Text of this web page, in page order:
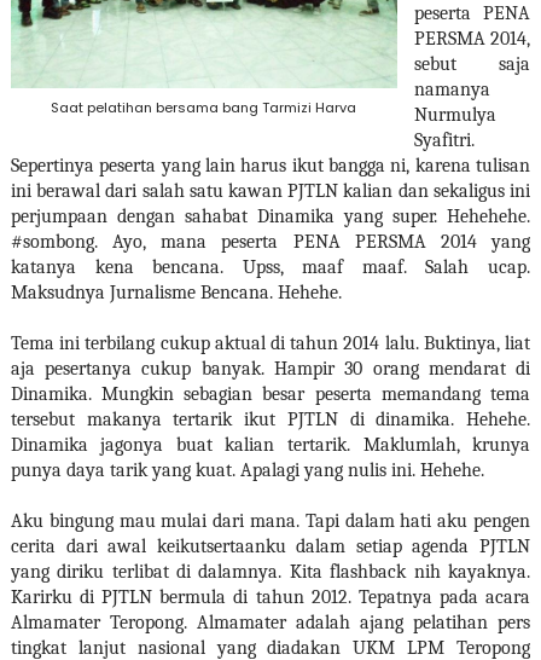
Saat pelatihan bersama bang Tarmizi Harva
peserta PENA
PERSMA 2014,
sebut saja
namanya
Nurmulya
Syafitri.
Sepertinya peserta yang lain harus ikut bangga ni, karena tulisan
ini berawal dari salah satu kawan PJTLN kalian dan sekaligus ini
perjumpaan dengan sahabat Dinamika yang super. Hehehehe.
#sombong. Ayo, mana peserta PENA PERSMA 2014 yang
katanya kena bencana. Upss, maaf maaf. Salah ucap.
Maksudnya Jurnalisme Bencana. Hehehe.
Tema ini terbilang cukup aktual di tahun 2014 lalu. Buktinya, liat
aja pesertanya cukup banyak. Hampir 30 orang mendarat di
Dinamika. Mungkin sebagian besar peserta memandang tema
tersebut makanya tertarik ikut PJTLN di dinamika. Hehehe.
Dinamika jagonya buat kalian tertarik. Maklumlah, krunya
punya daya tarik yang kuat. Apalagi yang nulis ini. Hehehe.
Aku bingung mau mulai dari mana. Tapi dalam hati aku pengen
cerita dari awal keikutsertaanku dalam setiap agenda PJTLN
yang diriku terlibat di dalamnya. Kita flashback nih kayaknya.
Karirku di PJTLN bermula di tahun 2012. Tepatnya pada acara
Almamater Teropong. Almamater adalah ajang pelatihan pers
tingkat lanjut nasional yang diadakan UKM LPM Teropong